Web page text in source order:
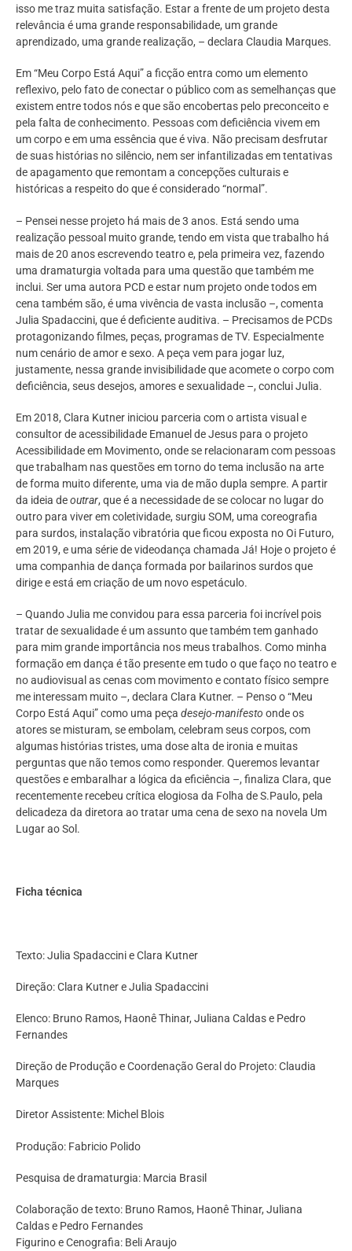
isso me traz muita satisfação. Estar a frente de um projeto desta
relevância é uma grande responsabilidade, um grande
aprendizado, uma grande realização, – declara Claudia Marques.
Em “Meu Corpo Está Aqui” a ficção entra como um elemento
reflexivo, pelo fato de conectar o público com as semelhanças que
existem entre todos nós e que são encobertas pelo preconceito e
pela falta de conhecimento. Pessoas com deficiência vivem em
um corpo e em uma essência que é viva. Não precisam desfrutar
de suas histórias no silêncio, nem ser infantilizadas em tentativas
de apagamento que remontam a concepções culturais e
históricas a respeito do que é considerado “normal”.
– Pensei nesse projeto há mais de 3 anos. Está sendo uma
realização pessoal muito grande, tendo em vista que trabalho há
mais de 20 anos escrevendo teatro e, pela primeira vez, fazendo
uma dramaturgia voltada para uma questão que também me
inclui. Ser uma autora PCD e estar num projeto onde todos em
cena também são, é uma vivência de vasta inclusão –, comenta
Julia Spadaccini, que é deficiente auditiva. – Precisamos de PCDs
protagonizando filmes, peças, programas de TV. Especialmente
num cenário de amor e sexo. A peça vem para jogar luz,
justamente, nessa grande invisibilidade que acomete o corpo com
deficiência, seus desejos, amores e sexualidade –, conclui Julia.
Em 2018, Clara Kutner iniciou parceria com o artista visual e
consultor de acessibilidade Emanuel de Jesus para o projeto
Acessibilidade em Movimento, onde se relacionaram com pessoas
que trabalham nas questões em torno do tema inclusão na arte
de forma muito diferente, uma via de mão dupla sempre. A partir
da ideia deoutrar, que é a necessidade de se colocar no lugar do
outro para viver em coletividade, surgiu SOM, uma coreografia
para surdos, instalação vibratória que ficou exposta no Oi Futuro,
em 2019, e uma série de videodança chamada Já! Hoje o projeto é
uma companhia de dança formada por bailarinos surdos que
dirige e está em criação de um novo espetáculo.
– Quando Julia me convidou para essa parceria foi incrível pois
tratar de sexualidade é um assunto que também tem ganhado
para mim grande importância nos meus trabalhos. Como minha
formação em dança é tão presente em tudo o que faço no teatro e
no audiovisual as cenas com movimento e contato físico sempre
me interessam muito –, declara Clara Kutner. – Penso o “Meu
Corpo Está Aqui” como uma peça desejo-manifesto onde os
atores se misturam, se embolam, celebram seus corpos, com
algumas histórias tristes, uma dose alta de ironia e muitas
perguntas que não temos como responder. Queremos levantar
questões e embaralhar a lógica da eficiência –, finaliza Clara, que
recentemente recebeu crítica elogiosa da Folha de S.Paulo, pela
delicadeza da diretora ao tratar uma cena de sexo na novela Um
Lugar ao Sol.
Ficha técnica
Texto: Julia Spadaccini e Clara Kutner
Direção: Clara Kutner e Julia Spadaccini
Elenco: Bruno Ramos, Haonê Thinar, Juliana Caldas e Pedro
Fernandes
Direção de Produção e Coordenação Geral do Projeto: Claudia
Marques
Diretor Assistente: Michel Blois
Produção: Fabricio Polido
Pesquisa de dramaturgia: Marcia Brasil
Colaboração de texto: Bruno Ramos, Haonê Thinar, Juliana
Caldas e Pedro Fernandes
Figurino e Cenografia: Beli Araujo